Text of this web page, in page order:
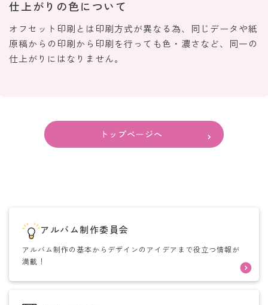
仕上がりの色について
オフセット印刷とは印刷方式が異なる為、同じデータや紙
原稿からの印刷から印刷を行っても色・濃さなど、同一の
仕上がりにはなりません。
トップページへ
アルバム制作委員会
アルバム制作の基本からデザインのアイデアまで役立つ情報が
満載！